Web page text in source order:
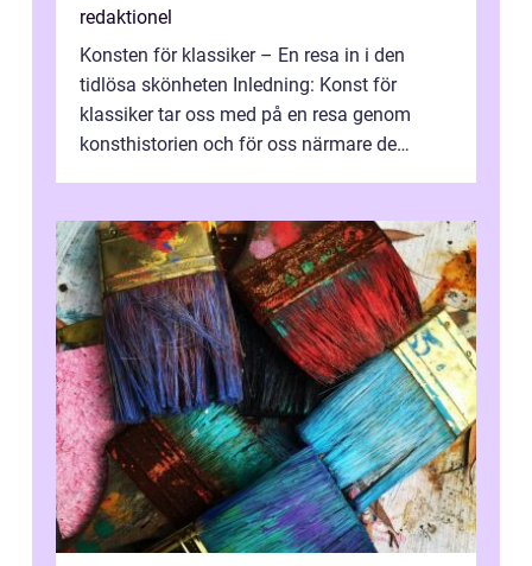
redaktionel
Konsten för klassiker – En resa in i den
tidlösa skönheten Inledning: Konst för
klassiker tar oss med på en resa genom
konsthistorien och för oss närmare de